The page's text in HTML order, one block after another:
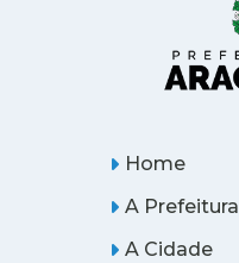
Home
A Prefeitura
A Cidade